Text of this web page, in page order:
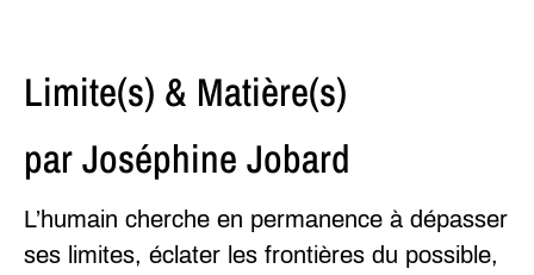
Limite(s) & Matière(s)
par Joséphine Jobard
L’humain cherche en permanence à dépasser
ses limites, éclater les frontières du possible,